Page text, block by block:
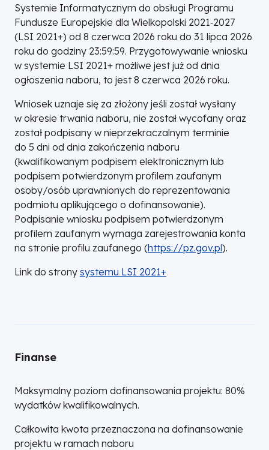
Systemie Informatycznym do obsługi Programu
Fundusze Europejskie dla Wielkopolski 2021‑2027
(LSI 2021+) od 8 czerwca 2026 roku do 31 lipca 2026
roku do godziny 23:59:59. Przygotowywanie wniosku
w systemie LSI 2021+ możliwe jest już od dnia
ogłoszenia naboru, to jest 8 czerwca 2026 roku.
Wniosek uznaje się za złożony jeśli został wysłany
w okresie trwania naboru, nie został wycofany oraz
został podpisany w nieprzekraczalnym terminie
do 5 dni od dnia zakończenia naboru
(kwalifikowanym podpisem elektronicznym lub
podpisem potwierdzonym profilem zaufanym
osoby/osób uprawnionych do reprezentowania
podmiotu aplikującego o dofinansowanie).
Podpisanie wniosku podpisem potwierdzonym
profilem zaufanym wymaga zarejestrowania konta
na stronie profilu zaufanego (https://pz.gov.pl).
Link do strony systemu LSI 2021+
Finanse
Maksymalny poziom dofinansowania projektu: 80%
wydatków kwalifikowalnych.
Całkowita kwota przeznaczona na dofinansowanie
projektu w ramach naboru